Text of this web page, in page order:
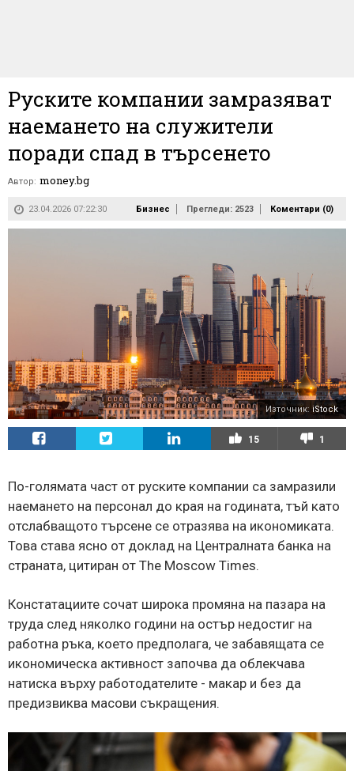
Руските компании замразяват
наемането на служители
поради спад в търсенето
Автор: money.bg
23.04.2026 07:22:30 Бизнес Прегледи: 2523 Коментари (0)
Източник:iStock
15 1
По-голямата част от руските компании са замразили
наемането на персонал до края на годината, тъй като
отслабващото търсене се отразява на икономиката.
Това става ясно от доклад на Централната банка на
страната, цитиран от The Moscow Times.
Констатациите сочат широка промяна на пазара на
труда след няколко години на остър недостиг на
работна ръка, което предполага, че забавящата се
икономическа активност започва да облекчава
натиска върху работодателите - макар и без да
предизвиква масови съкращения.